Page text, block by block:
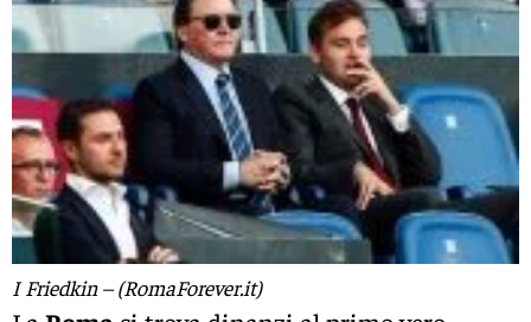
I Friedkin – (RomaForever.it)